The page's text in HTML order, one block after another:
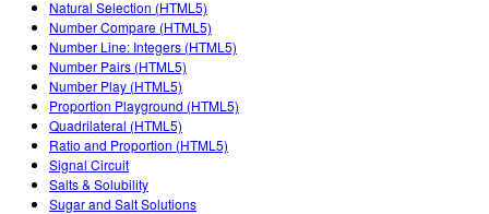
Natural Selection (HTML5)
Number Compare (HTML5)
Number Line: Integers (HTML5)
Number Pairs (HTML5)
Number Play (HTML5)
Proportion Playground (HTML5)
Quadrilateral (HTML5)
Ratio and Proportion (HTML5)
Signal Circuit
Salts & Solubility
Sugar and Salt Solutions